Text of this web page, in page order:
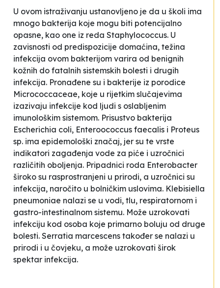
U ovom istraživanju ustanovljeno je da u školi ima
mnogo bakterija koje mogu biti potencijalno
opasne, kao one iz reda Staphylococcus. U
zavisnosti od predispozicije domaćina, težina
infekcija ovom bakterijom varira od benignih
kožnih do fatalnih sistemskih bolesti i drugih
infekcija. Pronađene su i bakterije iz porodice
Micrococcaceae, koje u rijetkim slučajevima
izazivaju infekcije kod ljudi s oslabljenim
imunološkim sistemom. Prisustvo bakterija
Escherichia coli, Enteroococcus faecalis i Proteus
sp. ima epidemološki značaj, jer su te vrste
indikatori zagađenja vode za piće i uzročnici
različitih oboljenja. Pripadnici roda Enterobacter
široko su rasprostranjeni u prirodi, a uzročnici su
infekcija, naročito u bolničkim uslovima. Klebisiella
pneumoniae nalazi se u vodi, tlu, respiratornom i
gastro-intestinalnom sistemu. Može uzrokovati
infekciju kod osoba koje primarno boluju od druge
bolesti. Serratia marcescens također se nalazi u
prirodi i u čovjeku, a može uzrokovati širok
spektar infekcija.